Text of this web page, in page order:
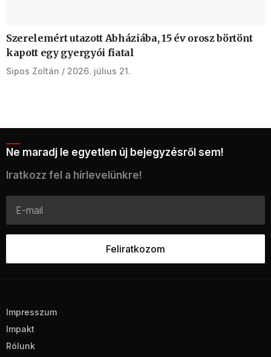
Szerelemért utazott Abháziába, 15 év orosz börtönt
kapott egy gyergyói fiatal
Sipos Zoltán 2026. július 21.
Ne maradj le egyetlen új bejegyzésről sem!
Iratkozz fel a hírlevelünkre!
Impresszum
Impakt
Rólunk